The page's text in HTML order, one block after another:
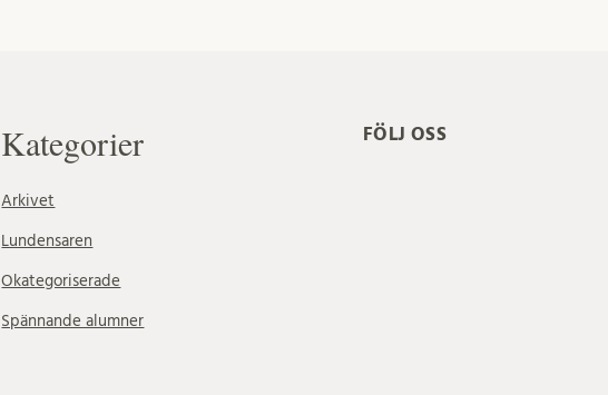
Kategorier
Arkivet
Lundensaren
Okategoriserade
Spännande alumner
FÖLJ OSS